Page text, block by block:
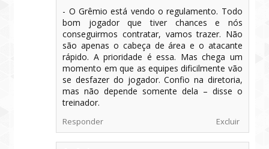
- O Grêmio está vendo o regulamento. Todo
bom jogador que tiver chances e nós
conseguirmos contratar, vamos trazer. Não
são apenas o cabeça de área e o atacante
rápido. A prioridade é essa. Mas chega um
momento em que as equipes dificilmente vão
se desfazer do jogador. Confio na diretoria,
mas não depende somente dela – disse o
treinador.
Responder Excluir